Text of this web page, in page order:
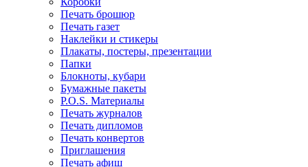
Печать брошюр
Печать газет
Наклейки и стикеры
Плакаты, постеры, презентации
Папки
Блокноты, кубари
Бумажные пакеты
P.O.S. Материалы
Печать журналов
Печать дипломов
Печать конвертов
Приглашения
Печать афиш